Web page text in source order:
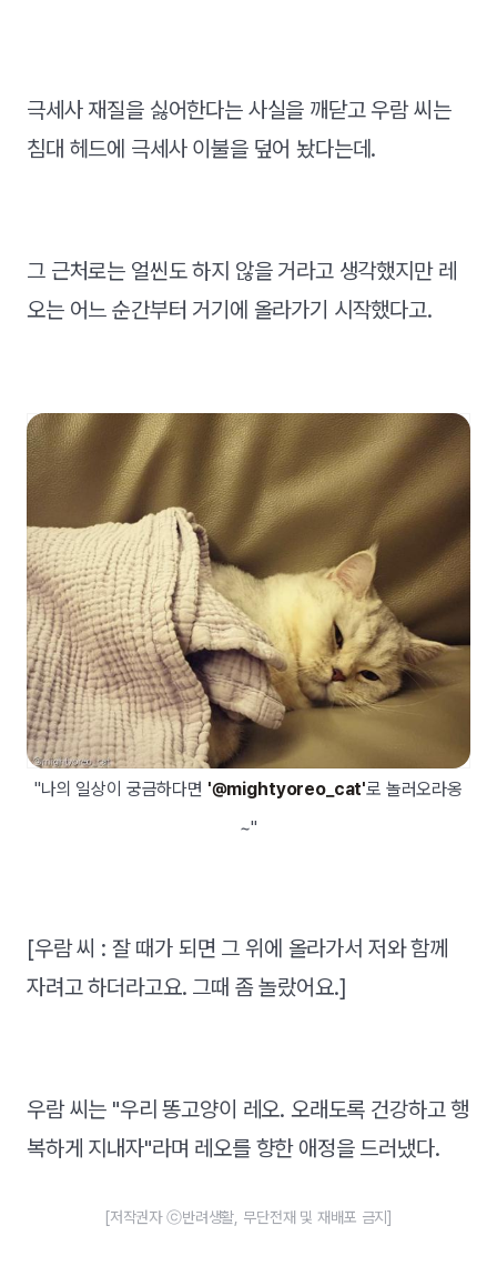
극세사 재질을 싫어한다는 사실을 깨닫고 우람 씨는
침대 헤드에 극세사 이불을 덮어 놨다는데.
그 근처로는 얼씬도 하지 않을 거라고 생각했지만 레
오는 어느 순간부터 거기에 올라가기 시작했다고.
"나의 일상이 궁금하다면 '@mightyoreo_cat'로 놀러오라옹
~"
[우람 씨 : 잘 때가 되면 그 위에 올라가서 저와 함께
자려고 하더라고요. 그때 좀 놀랐어요.]
우람 씨는 "우리 똥고양이 레오. 오래도록 건강하고 행
복하게 지내자"라며 레오를 향한 애정을 드러냈다.
[저작권자 ⓒ반려생활, 무단전재 및 재배포 금지]